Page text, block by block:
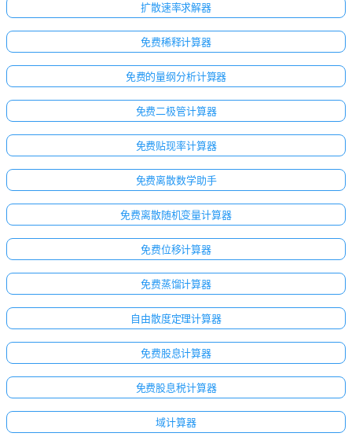
扩散速率求解器
免费稀释计算器
免费的量纲分析计算器
免费二极管计算器
免费贴现率计算器
免费离散数学助手
免费离散随机变量计算器
免费位移计算器
免费蒸馏计算器
自由散度定理计算器
免费股息计算器
免费股息税计算器
域计算器